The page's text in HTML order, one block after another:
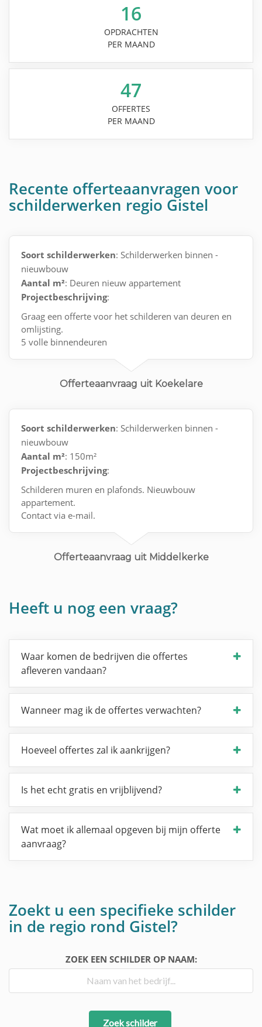
16
OPDRACHTEN
PER MAAND
47
OFFERTES
PER MAAND
Recente offerteaanvragen voor
schilderwerken regio Gistel
Soort schilderwerken: Schilderwerken binnen -
nieuwbouw
Aantal m²: Deuren nieuw appartement
Projectbeschrijving:
Graag een offerte voor het schilderen van deuren en
omlijsting.
5 volle binnendeuren
1 deur met raam in ( living )
1 achterwand toilet
Offerteaanvraag uit Koekelare
Soort schilderwerken: Schilderwerken binnen -
nieuwbouw
Aantal m²: 150m²
Projectbeschrijving:
Schilderen muren en plafonds. Nieuwbouw
appartement.
Contact via e-mail.
Offerteaanvraag uit Middelkerke
Heeft u nog een vraag?
Waar komen de bedrijven die offertes
afleveren vandaan?
Wanneer mag ik de offertes verwachten?
Hoeveel offertes zal ik aankrijgen?
Is het echt gratis en vrijblijvend?
Wat moet ik allemaal opgeven bij mijn offerte
aanvraag?
Zoekt u een specifieke schilder
in de regio rond Gistel?
ZOEK EEN SCHILDER OP NAAM:
Zoek schilder